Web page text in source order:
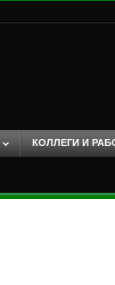
КОЛЛЕГИ И